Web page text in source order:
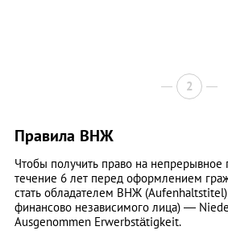
2
Правила ВНЖ
Чтобы получить право на непрерывное
течение 6 лет перед оформлением
стать обладателем ВНЖ
финансово независимого лица) —
Аusgenommen Erwerbstätigkeit.